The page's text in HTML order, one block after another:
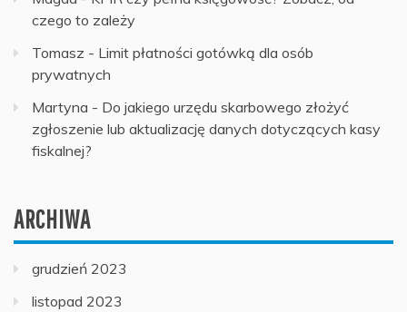
czego to zależy
Tomasz - Limit płatności gotówką dla osób
prywatnych
Martyna - Do jakiego urzędu skarbowego złożyć
zgłoszenie lub aktualizację danych dotyczących kasy
fiskalnej?
ARCHIWA
grudzień 2023
listopad 2023